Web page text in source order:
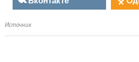
Источник